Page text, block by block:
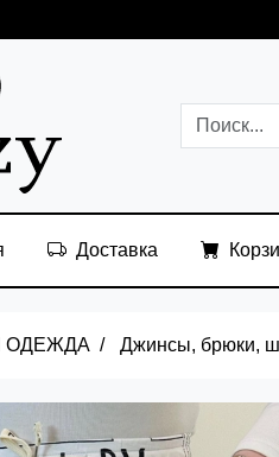
Доставка
ОДЕЖДА Джинсы, брюки,